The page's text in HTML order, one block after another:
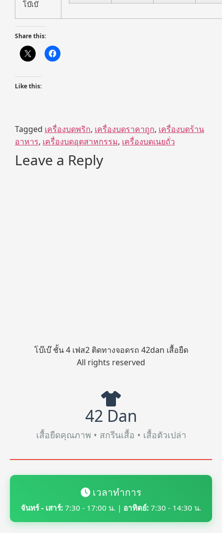
โบ๊เบ๊
Share this:
Like this:
Tagged เครื่องบดพริก, เครื่องบดราคาถูก, เครื่องบดร้าน
อาหาร, เครื่องบดอุตสาหกรรม, เครื่องบดเนยถั่ว
Leave a Reply
โบ๊เบ๊ ชั้น 4 เฟส2 ติดทางจอดรถ 42dan เสื้อยืด
All rights reserved
42 Dan
เสื้อยืดคุณภาพ • สกรีนเสื้อ • เสื้อตัวเปล่า
เวลาทำการ
จันทร์ - เสาร์: 7:30 - 17:00 น. | อาทิตย์: 7:30 - 14:30 น.